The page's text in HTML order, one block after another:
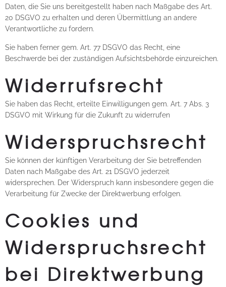
Daten, die Sie uns bereitgestellt haben nach Maßgabe des Art.
20 DSGVO zu erhalten und deren Übermittlung an andere
Verantwortliche zu fordern.
Sie haben ferner gem. Art. 77 DSGVO das Recht, eine
Beschwerde bei der zuständigen Aufsichtsbehörde einzureichen.
Widerrufsrecht
Sie haben das Recht, erteilte Einwilligungen gem. Art. 7 Abs. 3
DSGVO mit Wirkung für die Zukunft zu widerrufen
Widerspruchsrecht
Sie können der künftigen Verarbeitung der Sie betreffenden
Daten nach Maßgabe des Art. 21 DSGVO jederzeit
widersprechen. Der Widerspruch kann insbesondere gegen die
Verarbeitung für Zwecke der Direktwerbung erfolgen.
Cookies und
Widerspruchsrecht
bei Direktwerbung